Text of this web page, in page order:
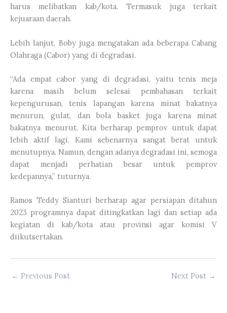
harus melibatkan kab/kota. Termasuk juga terkait
kejuaraan daerah.
Lebih lanjut, Boby juga mengatakan ada beberapa Cabang
Olahraga (Cabor) yang di degradasi.
“Ada empat cabor yang di degradasi, yaitu tenis meja
karena masih belum selesai pembahasan terkait
kepengurusan, tenis lapangan karena minat bakatnya
menurun, gulat, dan bola basket juga karena minat
bakatnya menurut. Kita berharap pemprov untuk dapat
lebih aktif lagi. Kami sebenarnya sangat berat untuk
menutupnya. Namun, dengan adanya degradasi ini, semoga
dapat menjadi perhatian besar untuk pemprov
kedepannya,” tuturnya.
Ramos Teddy Sianturi berharap agar persiapan ditahun
2023 programnya dapat ditingkatkan lagi dan setiap ada
kegiatan di kab/kota atau provinsi agar komisi V
diikutsertakan.
← Previous Post Next Post →